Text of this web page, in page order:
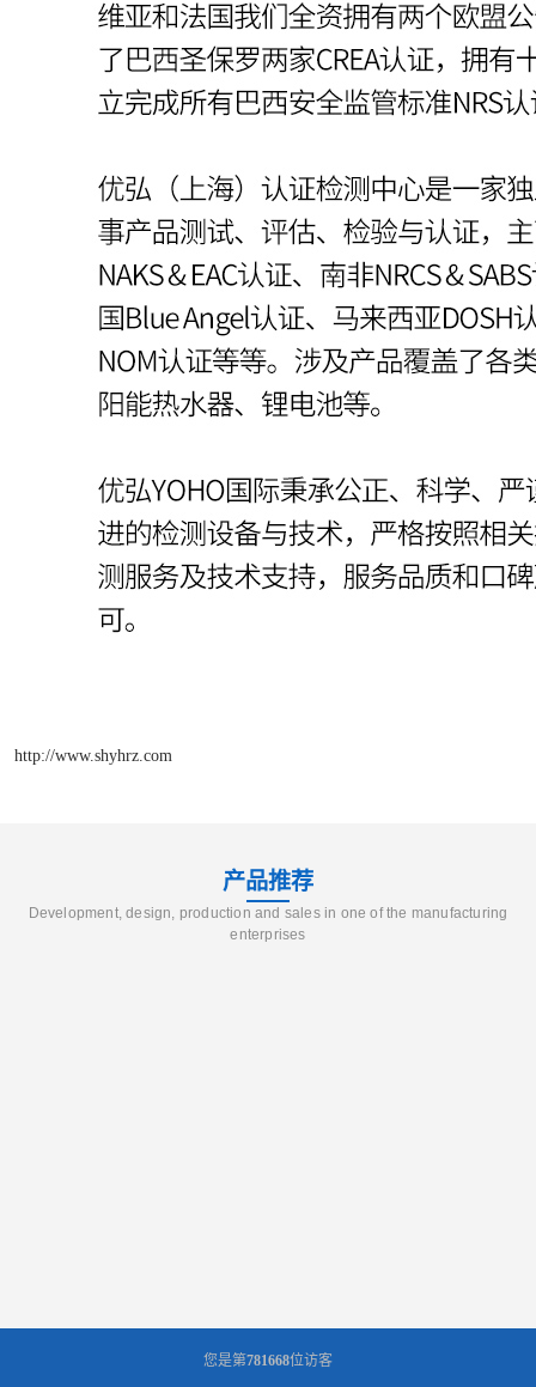
http://www.shyhrz.com
产品推荐
Development, design, production and sales in one of the manufacturing
enterprises
您是第781668位访客